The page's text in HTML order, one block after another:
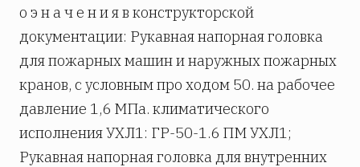
о э н а ч е н и я в конструкторской
документации: Рукавная напорная головка
для пожарных машин и наружных пожарных
кранов, с условным про­ ходом 50. на рабочее
давление 1,6 МПа. климатического
исполнения УХЛ1: ГР-50-1.6 ПМ УХЛ1;
Рукавная напорная головка для внутренних